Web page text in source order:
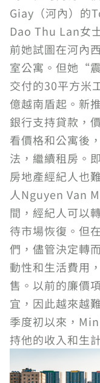
Giay（河內）的
Dao Thu Lan女
前她試圖在河內
室公寓。但她“
交付的30平方米
億越南盾起。新
銀行支持貸款，
看價格和公寓後
法，繼續租房。
房地產經紀人也
人Nguyen Van
間，經紀人可以
待市場恢復。但
們，儘管決定轉
動性和生活費用
售。以前的廉價
宜，因此越來越
季度初以來，
持他的收入和生